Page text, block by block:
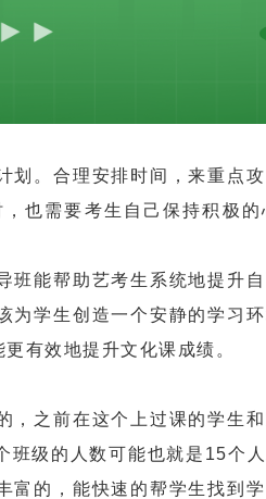
。合理安排时间，来重点攻
也需要考生自己保持积极
能帮助艺考生系统地提升自
学生创造一个安静的学习
有效地提升文化课成绩。
之前在这个上过课的学生和
级的人数可能也就是15个
的，能快速的帮学生找到